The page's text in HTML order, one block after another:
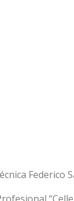
Federico